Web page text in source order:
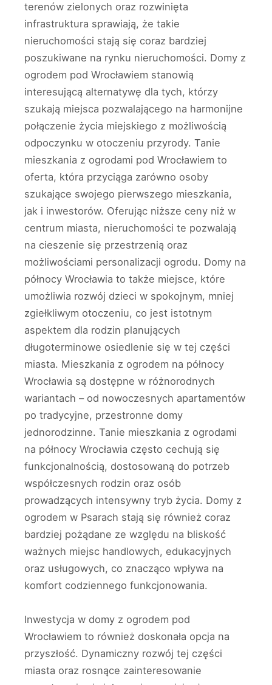
terenów zielonych oraz rozwinięta
infrastruktura sprawiają, że takie
nieruchomości stają się coraz bardziej
poszukiwane na rynku nieruchomości. Domy z
ogrodem pod Wrocławiem stanowią
interesującą alternatywę dla tych, którzy
szukają miejsca pozwalającego na harmonijne
połączenie życia miejskiego z możliwością
odpoczynku w otoczeniu przyrody. Tanie
mieszkania z ogrodami pod Wrocławiem to
oferta, która przyciąga zarówno osoby
szukające swojego pierwszego mieszkania,
jak i inwestorów. Oferując niższe ceny niż w
centrum miasta, nieruchomości te pozwalają
na cieszenie się przestrzenią oraz
możliwościami personalizacji ogrodu. Domy na
północy Wrocławia to także miejsce, które
umożliwia rozwój dzieci w spokojnym, mniej
zgiełkliwym otoczeniu, co jest istotnym
aspektem dla rodzin planujących
długoterminowe osiedlenie się w tej części
miasta. Mieszkania z ogrodem na północy
Wrocławia są dostępne w różnorodnych
wariantach – od nowoczesnych apartamentów
po tradycyjne, przestronne domy
jednorodzinne. Tanie mieszkania z ogrodami
na północy Wrocławia często cechują się
funkcjonalnością, dostosowaną do potrzeb
współczesnych rodzin oraz osób
prowadzących intensywny tryb życia. Domy z
ogrodem w Psarach stają się również coraz
bardziej pożądane ze względu na bliskość
ważnych miejsc handlowych, edukacyjnych
oraz usługowych, co znacząco wpływa na
komfort codziennego funkcjonowania.
Inwestycja w domy z ogrodem pod
Wrocławiem to również doskonała opcja na
przyszłość. Dynamiczny rozwój tej części
miasta oraz rosnące zainteresowanie